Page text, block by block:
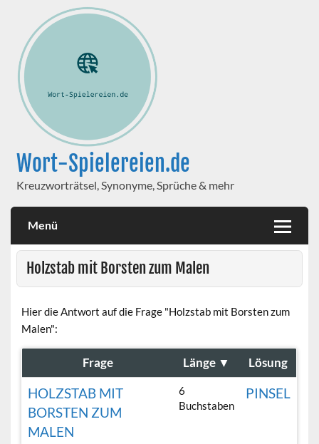
Wort-Spielereien.de
Kreuzworträtsel, Synonyme, Sprüche & mehr
Menü
Holzstab mit Borsten zum Malen
Hier die Antwort auf die Frage "Holzstab mit Borsten zum
Malen":
Frage Länge ▼ Lösung
HOLZSTAB MIT
BORSTEN ZUM
MALEN
6
Buchstaben
PINSEL